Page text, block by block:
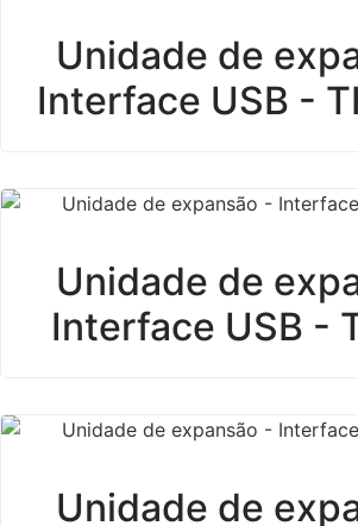
Unidade de
Interface USB -
Unidade de
Interface USB -
Unidade de